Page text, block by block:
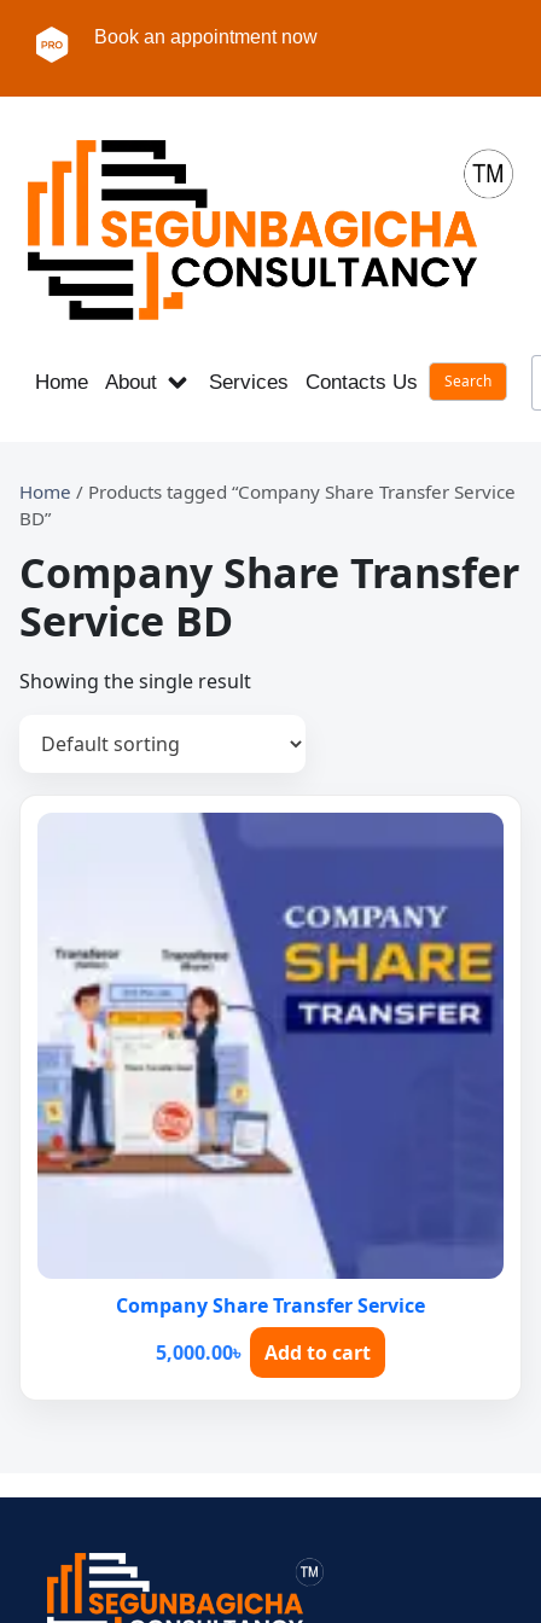
Book an appointment now
Home About Services Contacts Us Career
Home / Products tagged “Company Share Transfer Service
BD”
Company Share Transfer
Service BD
Showing the single result
Company Share Transfer Service
5,000.00৳ Add to cart